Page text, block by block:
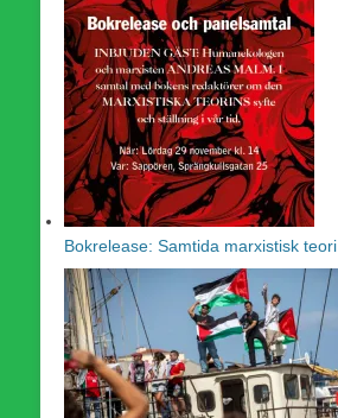
Bokrelease: Samtida marxistisk teori